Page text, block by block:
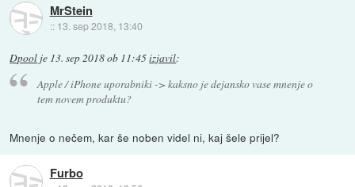
MrStein
:: 13. sep 2018, 13:40
Dpool je 13. sep 2018 ob 11:45izjavil:
Apple / iPhone uporabniki -> kaksno je dejansko vase mnenje o
tem novem produktu?
Mnenje o nečem, kar še noben videl ni, kaj šele prijel?
Furbo